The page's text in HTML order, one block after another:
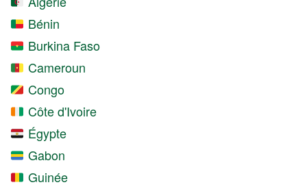
Bénin
Burkina Faso
Cameroun
Congo
Côte d'Ivoire
Égypte
Gabon
Guinée